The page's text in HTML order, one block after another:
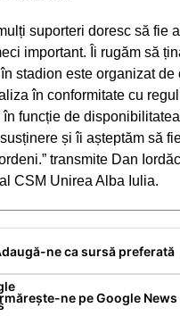
suporteri doresc să fie
important. Îi rugăm să
stadion este organizat de
în conformitate cu
funcție de
și îi așteptăm să
transmite Dan
CSM Unirea Alba Iulia.
ne ca sursă preferată
ne pe Google News